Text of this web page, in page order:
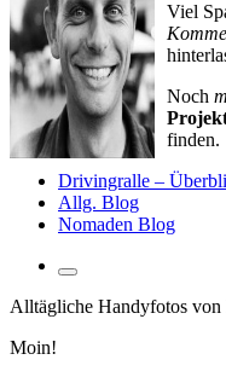
Viel
Noch
finden.
Drivingralle –
Allg. Blog
Nomaden Blog
Suchfeld
umschalten
Alltägliche Handyfotos von
Moin!